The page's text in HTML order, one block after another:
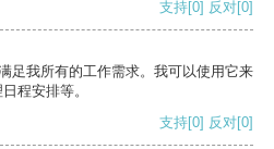
支持[0] 反对[0]
足我所有的工作需求。我可以使用它来
程安排等。
支持[0] 反对[0]